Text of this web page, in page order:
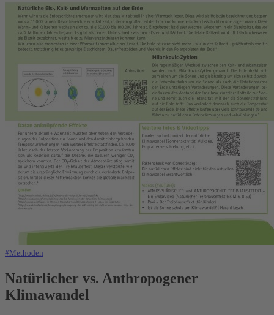
#Methoden
Natürlicher vs. Anthropogener
Klimawandel